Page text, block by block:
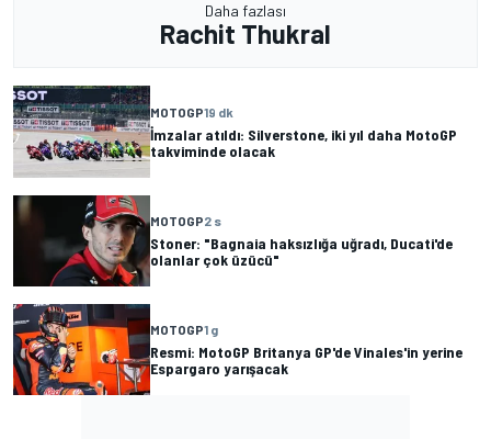
Daha fazlası
Rachit Thukral
MOTOGP19 dk
İmzalar atıldı: Silverstone, iki yıl daha MotoGP
takviminde olacak
MOTOGP2 s
Stoner: "Bagnaia haksızlığa uğradı, Ducati'de
olanlar çok üzücü"
MOTOGP1 g
Resmi: MotoGP Britanya GP'de Vinales'in yerine
Espargaro yarışacak